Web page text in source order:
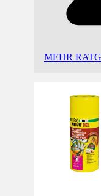
MEHR